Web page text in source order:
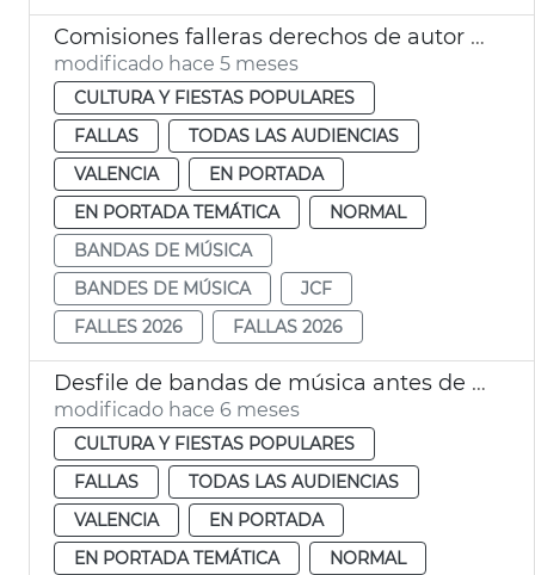
Comisiones falleras derechos de autor música
modificado hace 5 meses
CULTURA Y FIESTAS POPULARES
FALLAS
TODAS LAS AUDIENCIAS
VALENCIA
EN PORTADA
EN PORTADA TEMÁTICA
NORMAL
BANDAS DE MÚSICA
BANDES DE MÚSICA
JCF
FALLES 2026
FALLAS 2026
Desfile de bandas de música antes de las mascletades València
modificado hace 6 meses
CULTURA Y FIESTAS POPULARES
FALLAS
TODAS LAS AUDIENCIAS
VALENCIA
EN PORTADA
EN PORTADA TEMÁTICA
NORMAL